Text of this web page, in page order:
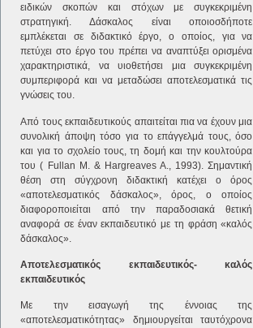
ειδικών σκοπών και στόχων με συγκεκριμένη
στρατηγική. Δάσκαλος είναι οποιοσδήποτε
εμπλέκεται σε διδακτικό έργο, ο οποίος, για να
πετύχει στο έργο του πρέπει να αναπτύξει ορισμένα
χαρακτηριστικά, να υιοθετήσει μια συγκεκριμένη
συμπεριφορά και να μεταδώσει αποτελεσματικά τις
γνώσεις του.
Από τους εκπαιδευτικούς απαιτείται πια να έχουν μια
συνολική άποψη τόσο για το επάγγελμά τους, όσο
και για το σχολείο τους, τη δομή και την κουλτούρα
του ( Fullan M. & Hargreaves A., 1993). Σημαντική
θέση στη σύγχρονη διδακτική κατέχει ο όρος
«αποτελεσματικός δάσκαλος», όρος, ο οποίος
διαφοροποιείται από την παραδοσιακά θετική
αναφορά σε έναν εκπαιδευτικό με τη φράση «καλός
δάσκαλος».
Αποτελεσματικός εκπαιδευτικός- καλός
εκπαιδευτικός
Με την εισαγωγή της έννοιας της
«αποτελεσματικότητας» δημιουργείται ταυτόχρονα